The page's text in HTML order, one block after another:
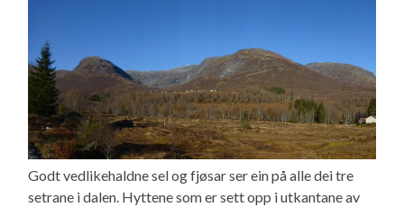
Godt vedlikehaldne sel og fjøsar ser ein på alle dei tre
setrane i dalen. Hyttene som er sett opp i utkantane av